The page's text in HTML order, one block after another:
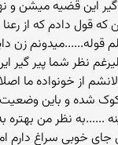
این قضیه میشن و
قول دادم که از
زن
نظر شما پیر گیر
از خونواده ما
شده و باین وضعیت
......به نظر من
جای خوبی سراغ دارم